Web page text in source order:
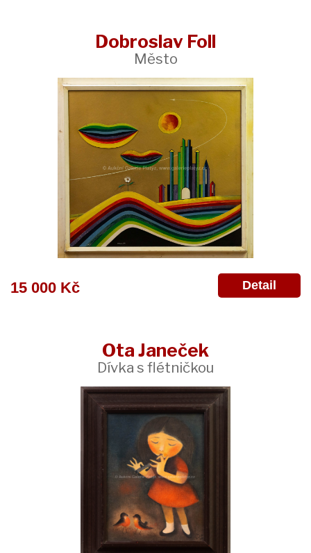
Dobroslav Foll
Město
15 000 Kč Detail
Ota Janeček
Dívka s flétničkou